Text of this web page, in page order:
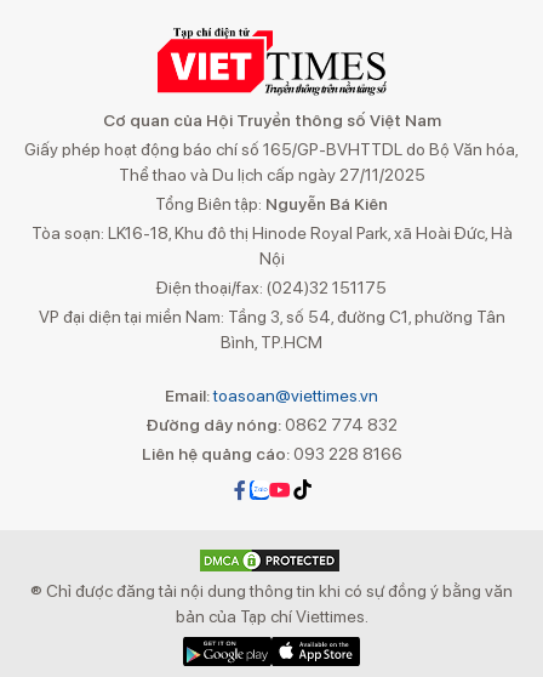
Cơ quan của Hội Truyền thông số Việt Nam
Giấy phép hoạt động báo chí số 165/GP-BVHTTDL do Bộ Văn hóa,
Thể thao và Du lịch cấp ngày 27/11/2025
Tổng Biên tập: Nguyễn Bá Kiên
Tòa soạn: LK16-18, Khu đô thị Hinode Royal Park, xã Hoài Đức, Hà
Nội
Điện thoại/fax: (024)32 151175
VP đại diện tại miền Nam: Tầng 3, số 54, đường C1, phường Tân
Bình, TP.HCM
Email:toasoan@viettimes.vn
Đường dây nóng: 0862 774 832
Liên hệ quảng cáo:093 228 8166
® Chỉ được đăng tải nội dung thông tin khi có sự đồng ý bằng văn
bản của Tạp chí Viettimes.